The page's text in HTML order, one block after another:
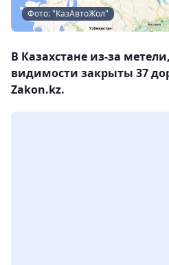
Фото: "КазАвтоЖол"
В Казахстане из-за
видимости закрыты 37
Zakon.kz.